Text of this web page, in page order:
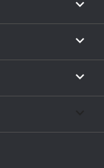


